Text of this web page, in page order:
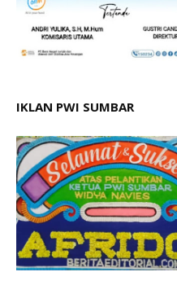
IKLAN PWI SUMBAR